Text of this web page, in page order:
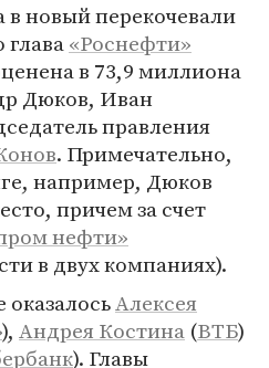
в новый перекочевали
глава«Роснефти»
в 73,9 миллиона
Дюков, Иван
правления
. Примечательно,
например, Дюков
причем за счет
нефти»
в двух компаниях).
Алексея
), Андрея Костина (ВТБ)
). Главы